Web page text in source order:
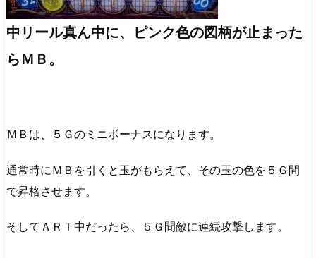
中リール真ん中に、ピンク色の図柄が止まった
らＭＢ。
ＭＢは、５Ｇのミニボーナスになります。
通常時にＭＢを引くと玉がもらえて、その玉の色を５Ｇ間
で昇格させます。
そしてＡＲＴ中だったら、５Ｇ間敵に連続攻撃します。